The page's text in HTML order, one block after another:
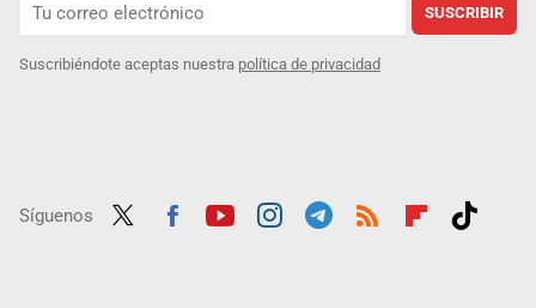
SUSCRIBIR
Suscribiéndote aceptas nuestra política de privacidad
Síguenos